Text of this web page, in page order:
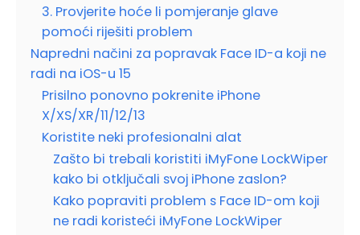
3. Provjerite hoće li pomjeranje glave
pomoći riješiti problem
Napredni načini za popravak Face ID-a koji ne
radi na iOS-u 15
Prisilno ponovno pokrenite iPhone
X/XS/XR/11/12/13
Koristite neki profesionalni alat
Zašto bi trebali koristiti iMyFone LockWiper
kako bi otključali svoj iPhone zaslon?
Kako popraviti problem s Face ID-om koji
ne radi koristeći iMyFone LockWiper